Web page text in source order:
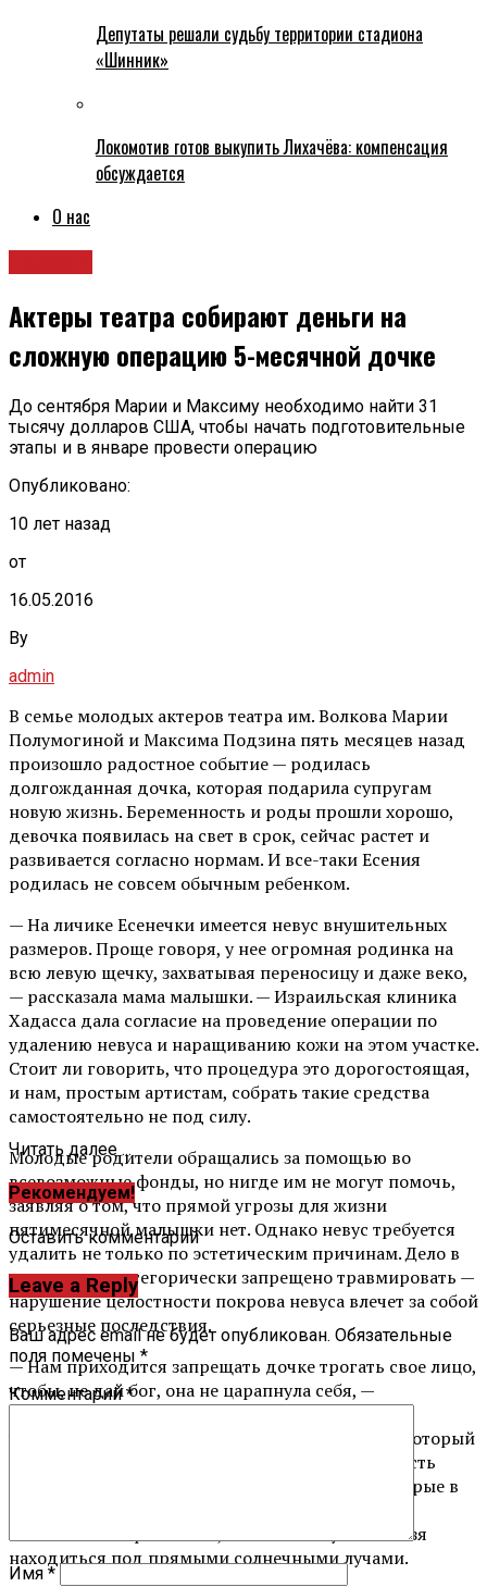
Депутаты решали судьбу территории стадиона
«Шинник»
Локомотив готов выкупить Лихачёва: компенсация
обсуждается
О нас
Актеры театра собирают деньги на
сложную операцию 5-месячной дочке
До сентября Марии и Максиму необходимо найти 31
тысячу долларов США, чтобы начать подготовительные
этапы и в январе провести операцию
Опубликовано:
10 лет назад
от
16.05.2016
By
admin
В семье молодых актеров театра им. Волкова Марии
Полумогиной и Максима Подзина пять месяцев назад
произошло радостное событие — родилась
долгожданная дочка, которая подарила супругам
новую жизнь. Беременность и роды прошли хорошо,
девочка появилась на свет в срок, сейчас растет и
развивается согласно нормам. И все-таки Есения
родилась не совсем обычным ребенком.
— На личике Есенечки имеется невус внушительных
размеров. Проще говоря, у нее огромная родинка на
всю левую щечку, захватывая переносицу и даже веко,
— рассказала мама малышки. — Израильская клиника
Хадасса дала согласие на проведение операции по
удалению невуса и наращиванию кожи на этом участке.
Стоит ли говорить, что процедура это дорогостоящая,
и нам, простым артистам, собрать такие средства
самостоятельно не под силу.
Молодые родители обращались за помощью во
всевозможные фонды, но нигде им не могут помочь,
заявляя о том, что прямой угрозы для жизни
пятимесячной малышки нет. Однако невус требуется
удалить не только по эстетическим причинам. Дело в
том, что его категорически запрещено травмировать —
нарушение целостности покрова невуса влечет за собой
серьезные последствия.
— Нам приходится запрещать дочке трогать свое лицо,
чтобы, не дай бог, она не царапнула себя, —
уследить за этим. Да и где вы видели ребенка, который
не падал бы, не получал бы ссадин и других, пусть
даже незначительных, повреждений кожи, которые в
заболеваний. Кроме того, ни в коем случае нельзя
находиться под прямыми солнечными лучами.
Читать далее ...
Рекомендуем!
Оставить комментарий
Leave a Reply
Ваш адрес email не будет опубликован. Обязательные
поля помечены *
Комментарий*
Имя *